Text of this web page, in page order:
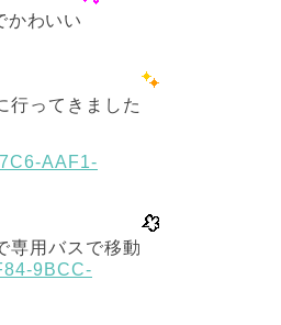
かわいい
行ってきました
専用バスで移動